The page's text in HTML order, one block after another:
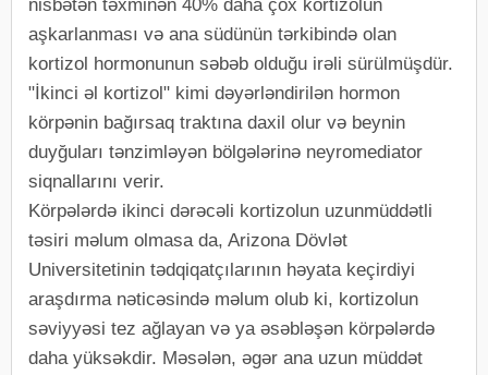
nisbətən təxminən 40% daha çox kortizolun
aşkarlanması və ana südünün tərkibində olan
kortizol hormonunun səbəb olduğu irəli sürülmüşdür.
"İkinci əl kortizol" kimi dəyərləndirilən hormon
körpənin bağırsaq traktına daxil olur və beynin
duyğuları tənzimləyən bölgələrinə neyromediator
siqnallarını verir.
Körpələrdə ikinci dərəcəli kortizolun uzunmüddətli
təsiri məlum olmasa da, Arizona Dövlət
Universitetinin tədqiqatçılarının həyata keçirdiyi
araşdırma nəticəsində məlum olub ki, kortizolun
səviyyəsi tez ağlayan və ya əsəbləşən körpələrdə
daha yüksəkdir. Məsələn, əgər ana uzun müddət